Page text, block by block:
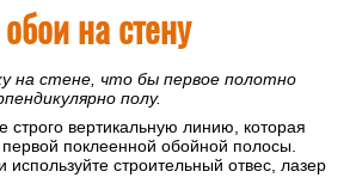
на стену
на стене, что бы первое полотно
полу.
строго вертикальную линию, которая
первой поклеенной обойной полосы.
используйте строительный отвес, лазер